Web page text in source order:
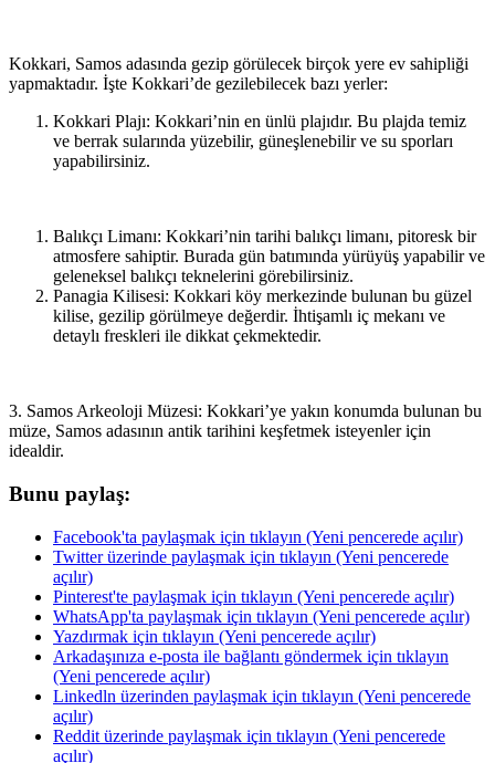
Kokkari, Samos adasında gezip görülecek birçok yere ev sahipliği
yapmaktadır. İşte Kokkari’de gezilebilecek bazı yerler:
Kokkari Plajı: Kokkari’nin en ünlü plajıdır. Bu plajda temiz
ve berrak sularında yüzebilir, güneşlenebilir ve su sporları
yapabilirsiniz.
Balıkçı Limanı: Kokkari’nin tarihi balıkçı limanı, pitoresk bir
atmosfere sahiptir. Burada gün batımında yürüyüş yapabilir ve
geleneksel balıkçı teknelerini görebilirsiniz.
Panagia Kilisesi: Kokkari köy merkezinde bulunan bu güzel
kilise, gezilip görülmeye değerdir. İhtişamlı iç mekanı ve
detaylı freskleri ile dikkat çekmektedir.
3. Samos Arkeoloji Müzesi: Kokkari’ye yakın konumda bulunan bu
müze, Samos adasının antik tarihini keşfetmek isteyenler için
idealdir.
Bunu paylaş:
Facebook'ta paylaşmak için tıklayın (Yeni pencerede açılır)
Twitter üzerinde paylaşmak için tıklayın (Yeni pencerede
açılır)
Pinterest'te paylaşmak için tıklayın (Yeni pencerede açılır)
WhatsApp'ta paylaşmak için tıklayın (Yeni pencerede açılır)
Yazdırmak için tıklayın (Yeni pencerede açılır)
Arkadaşınıza e-posta ile bağlantı göndermek için tıklayın
(Yeni pencerede açılır)
Linkedln üzerinden paylaşmak için tıklayın (Yeni pencerede
açılır)
Reddit üzerinde paylaşmak için tıklayın (Yeni pencerede
açılır)